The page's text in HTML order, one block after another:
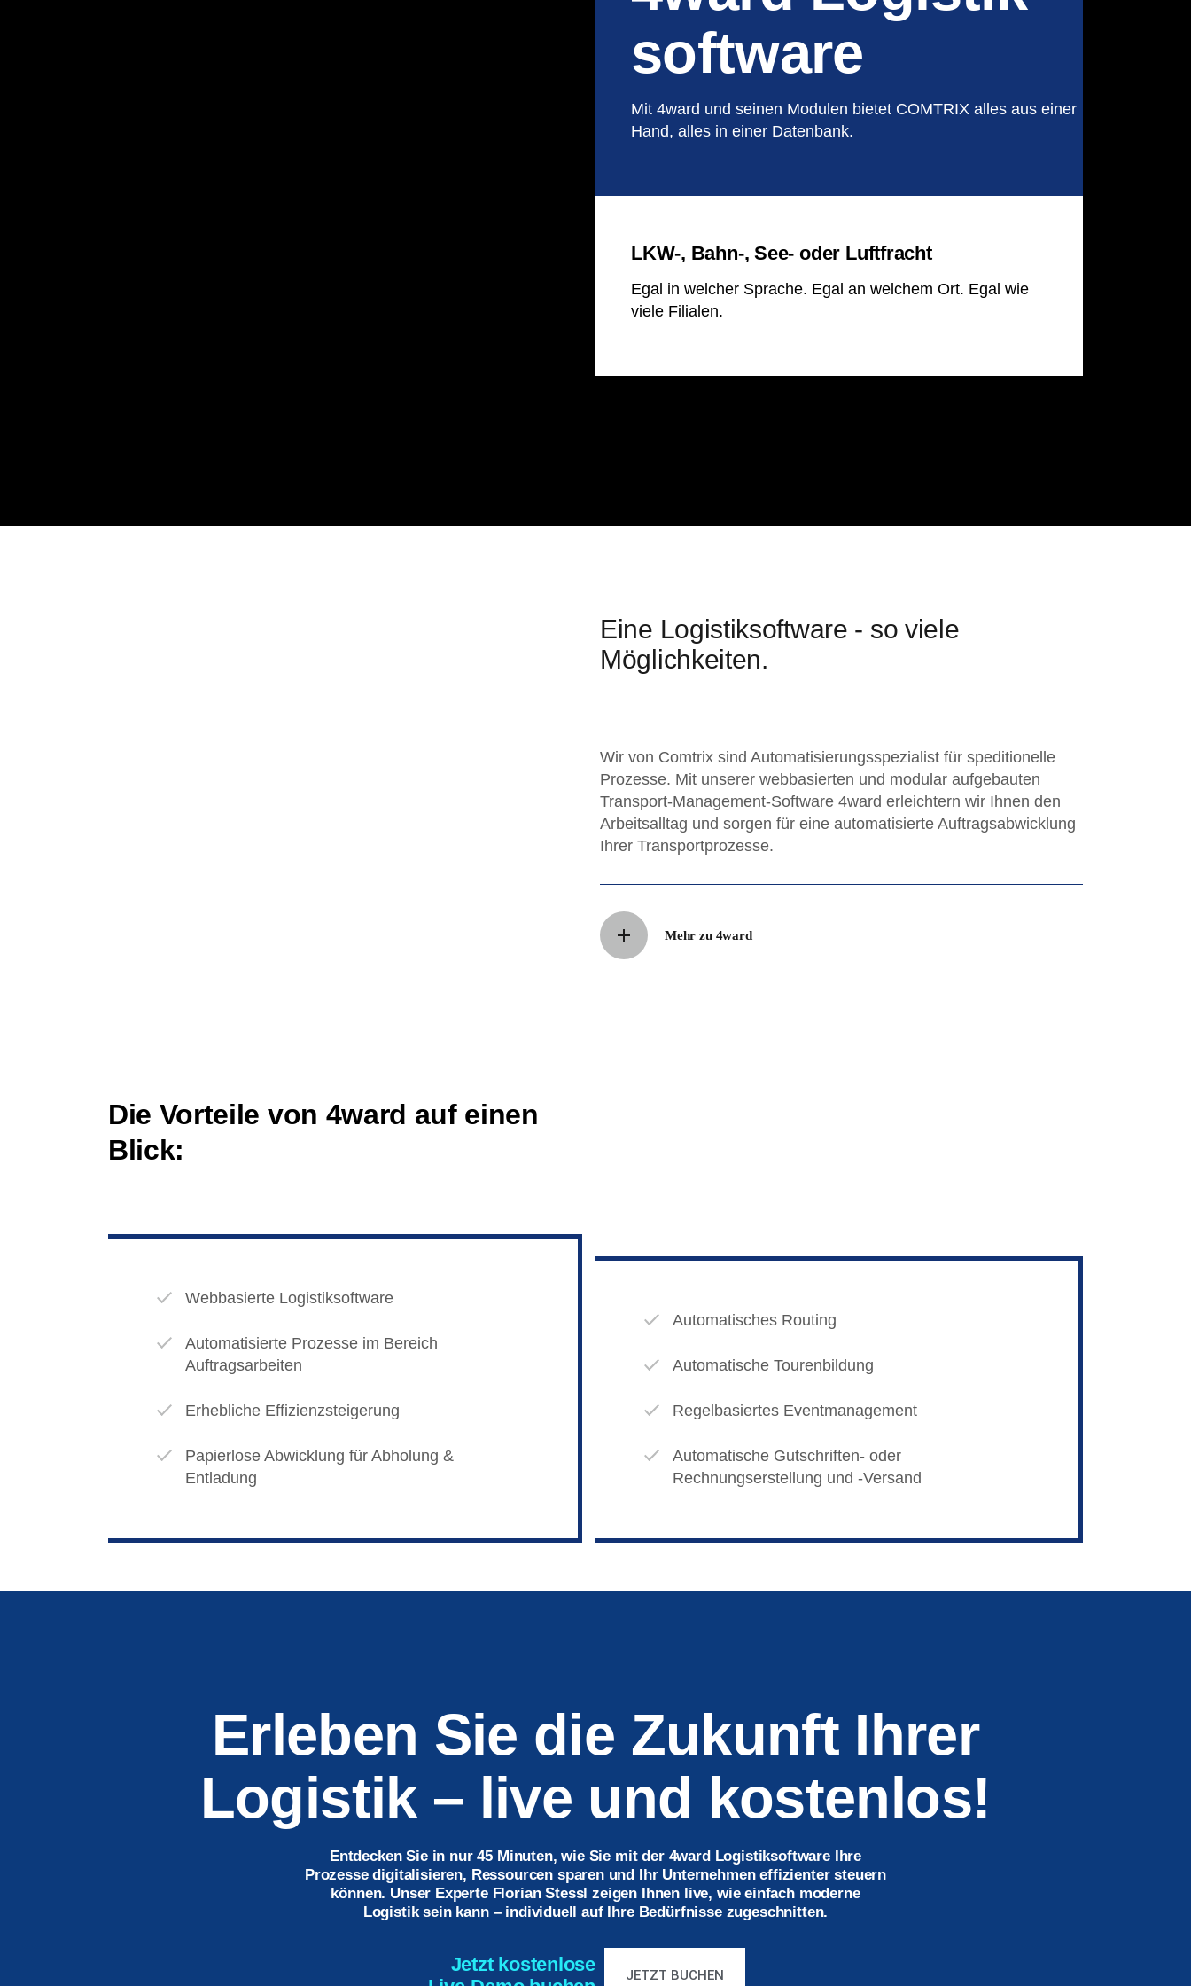
software
Mit 4ward und seinen Modulen bietet COMTRIX alles aus einer
Hand, alles in einer Datenbank.
LKW-, Bahn-, See- oder Luftfracht
Egal in welcher Sprache. Egal an welchem Ort. Egal wie
viele Filialen.
Eine Logistiksoftware - so viele
Möglichkeiten.
Wir von Comtrix sind Automatisierungsspezialist für speditionelle
Prozesse. Mit unserer webbasierten und modular aufgebauten
Transport-Management-Software 4ward erleichtern wir Ihnen den
Arbeitsalltag und sorgen für eine automatisierte Auftragsabwicklung
Ihrer Transportprozesse.
Mehr zu 4ward
Die Vorteile von 4ward auf einen
Blick:
Webbasierte Logistiksoftware
Automatisierte Prozesse im Bereich
Auftragsarbeiten
Erhebliche Effizienzsteigerung
Papierlose Abwicklung für Abholung &
Entladung
Automatisches Routing
Automatische Tourenbildung
Regelbasiertes Eventmanagement
Automatische Gutschriften- oder
Rechnungserstellung und -Versand
Erleben Sie die Zukunft Ihrer
Logistik – live und kostenlos!
Entdecken Sie in nur 45 Minuten, wie Sie mit der 4ward Logistiksoftware Ihre
Prozesse digitalisieren, Ressourcen sparen und Ihr Unternehmen effizienter steuern
können. Unser Experte Florian Stessl zeigen Ihnen live, wie einfach moderne
Logistik sein kann – individuell auf Ihre Bedürfnisse zugeschnitten.
Jetzt kostenlose
JETZT BUCHEN